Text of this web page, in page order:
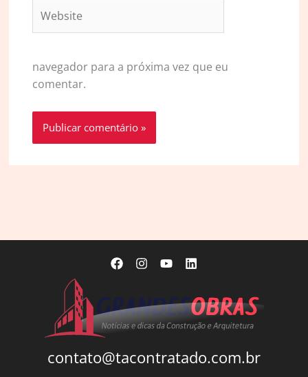
navegador para a próxima vez que eu
comentar.
contato@tacontratado.com.br